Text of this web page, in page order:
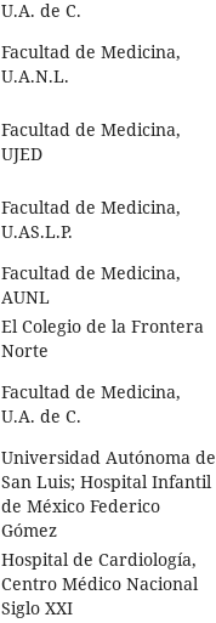
U.A. de C.
Facultad de Medicina,
U.A.N.L.
Facultad de Medicina,
UJED
Facultad de Medicina,
U.AS.L.P.
Facultad de Medicina,
AUNL
El Colegio de la Frontera
Norte
Facultad de Medicina,
U.A. de C.
Universidad Autónoma de
San Luis; Hospital Infantil
de México Federico
Gómez
Hospital de Cardiología,
Centro Médico Nacional
Siglo XXI